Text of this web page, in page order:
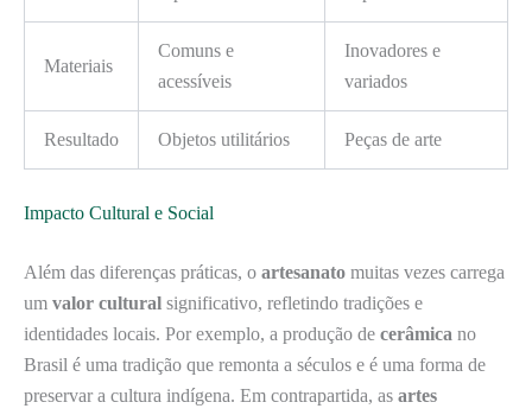
Materiais
Comuns e
acessíveis
Inovadores e
variados
Resultado Objetos utilitários Peças de arte
Impacto Cultural e Social
Além das diferenças práticas, o artesanato muitas vezes carrega
um valor cultural significativo, refletindo tradições e
identidades locais. Por exemplo, a produção de cerâmica no
Brasil é uma tradição que remonta a séculos e é uma forma de
preservar a cultura indígena. Em contrapartida, as artes